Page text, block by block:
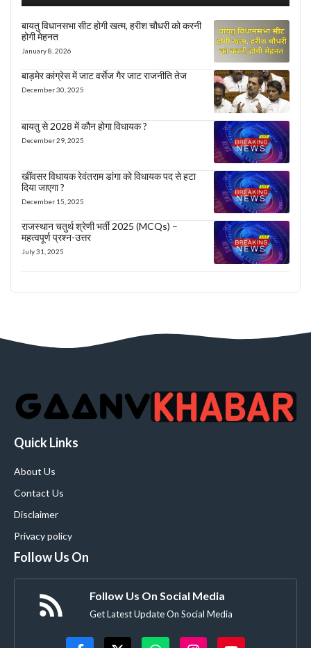
बायतु विधानसभा सीट होगी खत्म, हरीश चौधरी को करनी
होगी मेहनत
January 8, 2026
बाड़मेर कांग्रेस में जाट वर्सेज गैर जाट राजनीति तेज
December 30, 2025
बायतु से 2028 में कौन होगा विधायक ?
December 29, 2025
खींवसर विधायक रेवंतराम डांगा को विधायक पद से हटा
दिया जाएगा ?
December 15, 2025
राजस्थान चतुर्थ श्रेणी भर्ती 2025 (MCQs) –
महत्वपूर्ण प्रश्न-उत्तर
July 31, 2025
Quick Links
About Us
Contact Us
Disclaimer
Privacy policy
Follow Us On
Follow Us On Social Media
Get Latest Update On Social Media